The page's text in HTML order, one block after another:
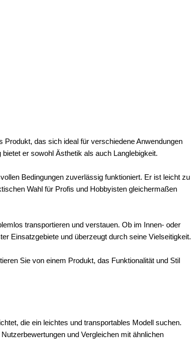
das sich ideal für verschiedene Anwendungen
er sowohl Ästhetik als auch Langlebigkeit.
Bedingungen zuverlässig funktioniert. Er ist leicht zu
Wahl für Profis und Hobbyisten gleichermaßen
transportieren und verstauen. Ob im Innen- oder
Einsatzgebiete und überzeugt durch seine Vielseitigkeit.
Sie von einem Produkt, das Funktionalität und Stil
die ein leichtes und transportables Modell suchen.
und Vergleichen mit ähnlichen